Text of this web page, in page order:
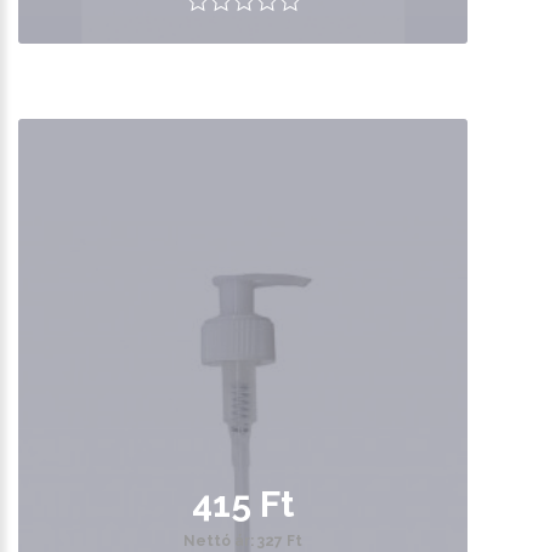
415 Ft
Nettó ár: 327 Ft